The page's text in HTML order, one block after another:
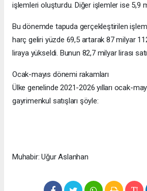
işlemleri oluşturdu. Diğer işlemler ise 5,9
Bu dönemde tapuda gerçekleştirilen
harç geliri yüzde 69,5 artarak 87 milyar
liraya yükseldi. Bunun 82,7 milyar lirası
Ocak-mayıs dönemi rakamları
Ülke genelinde 2021-2026 yılları ocak-
gayrimenkul satışları şöyle:
Muhabir: Uğur Aslanhan